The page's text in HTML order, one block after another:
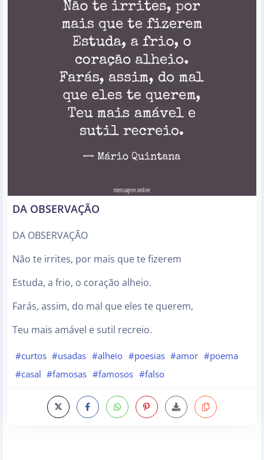
DA OBSERVAÇÃO
DA OBSERVAÇÃO
Não te irrites, por mais que te fizerem
Estuda, a frio, o coração alheio.
Farás, assim, do mal que eles te querem,
Teu mais amável e sutil recreio.
#curtos #usadas #alheio #poesias #amor #poema
#casal #famosas #famosos #falso